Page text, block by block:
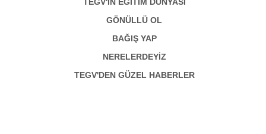
GÖNÜLLÜ OL
BAĞIŞ YAP
NERELERDEYİZ
TEGV'DEN GÜZEL HABERLER